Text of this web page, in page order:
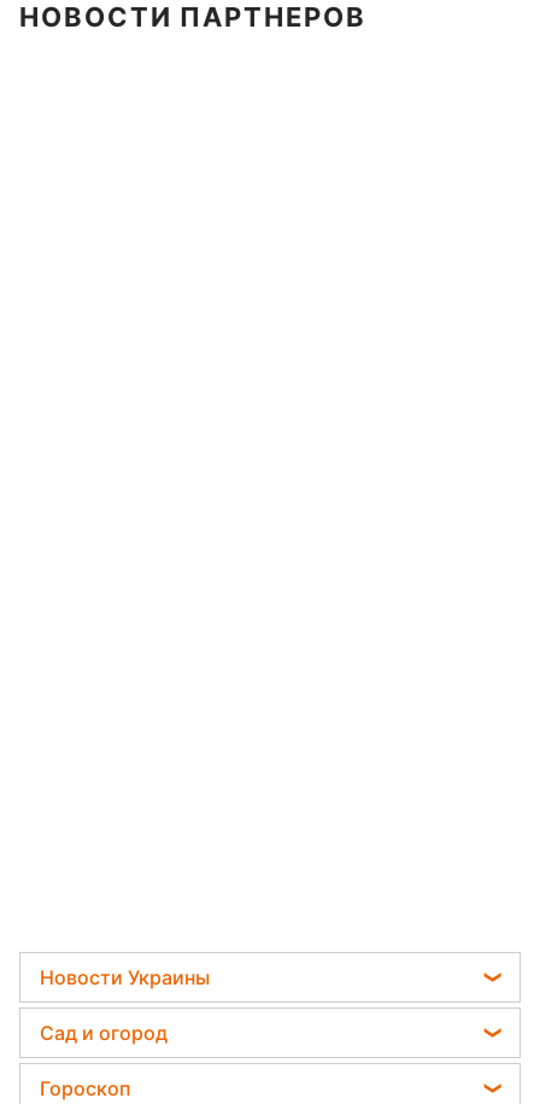
НОВОСТИ ПАРТНЕРОВ
Новости Украины
Телеграм новости Украины
Пенсии в Украине
Сад и огород
Садовод назвал самое эффективное средство
Гороскоп